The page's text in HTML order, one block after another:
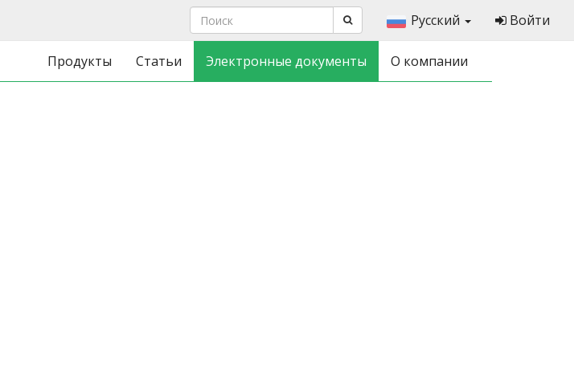
Русский Войти
Продукты Статьи Электронные документы О компании